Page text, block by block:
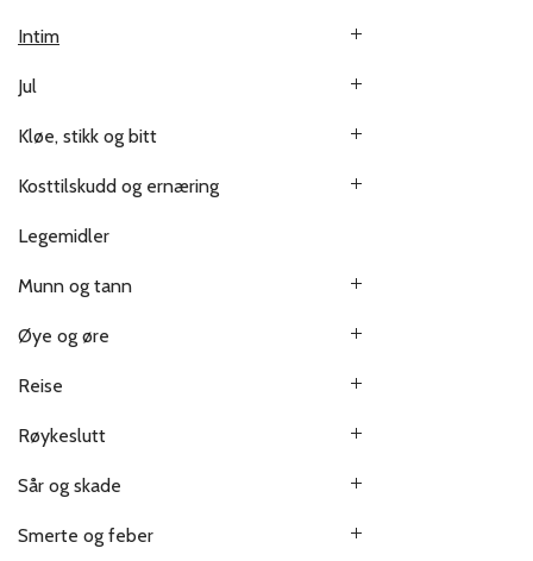
Intim
Jul
Kløe, stikk og bitt
Kosttilskudd og ernæring
Legemidler
Munn og tann
Øye og øre
Reise
Røykeslutt
Sår og skade
Smerte og feber